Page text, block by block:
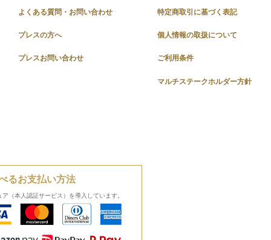
よくある質問・お問い合わせ
プレスの方へ
プレスお問い合わせ
特定商取引に基づく表記
個人情報の取扱について
ご利用条件
マルチステークホルダー方針
るお支払い方法
（本人認証サービス）を導入しています。